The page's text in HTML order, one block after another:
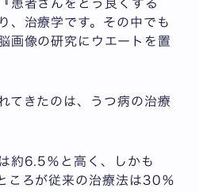
患者さんをどう良くする
、治療学です。その中でも
画像の研究にウエートを置
てきたのは、うつ病の治療
約6.5％と高く、しかも
ころが従来の治療法は30％